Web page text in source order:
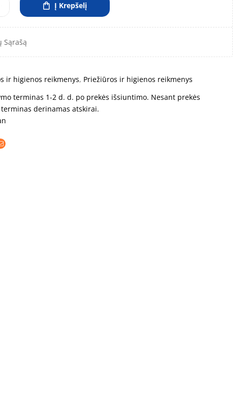
Į Krepšelį
Sąrašą
ir higienos reikmenys, Priežiūros ir higienos reikmenys
terminas 1-2 d. d. po prekės išsiuntimo. Nesant prekės
derinamas atskirai.
Email